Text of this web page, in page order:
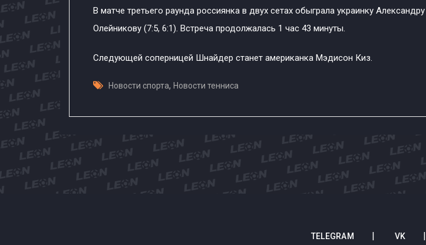
В матче третьего раунда россиянка в двух сетах обыграла украинку Александру
Олейникову (7:5, 6:1). Встреча продолжалась 1 час 43 минуты.
Следующей соперницей Шнайдер станет американка Мэдисон Киз.
Новости спорта, Новости тенниса
TELEGRAM VK